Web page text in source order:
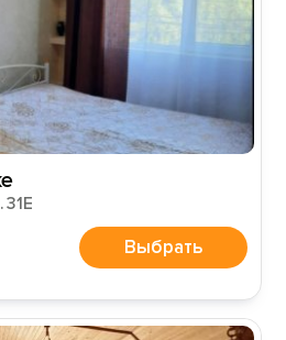
31Е
Выбрать
на сайт
Зарегистрироваться